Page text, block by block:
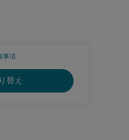
事項
替え